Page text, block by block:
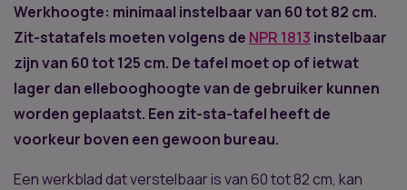
Werkhoogte: minimaal instelbaar van 60 tot 82 cm.
Zit-statafels moeten volgens de NPR 1813 instelbaar
zijn van 60 tot 125 cm. De tafel moet op of ietwat
lager dan ellebooghoogte van de gebruiker kunnen
worden geplaatst. Een zit-sta-tafel heeft de
voorkeur boven een gewoon bureau.
Een werkblad dat verstelbaar is van 60 tot 82 cm, kan